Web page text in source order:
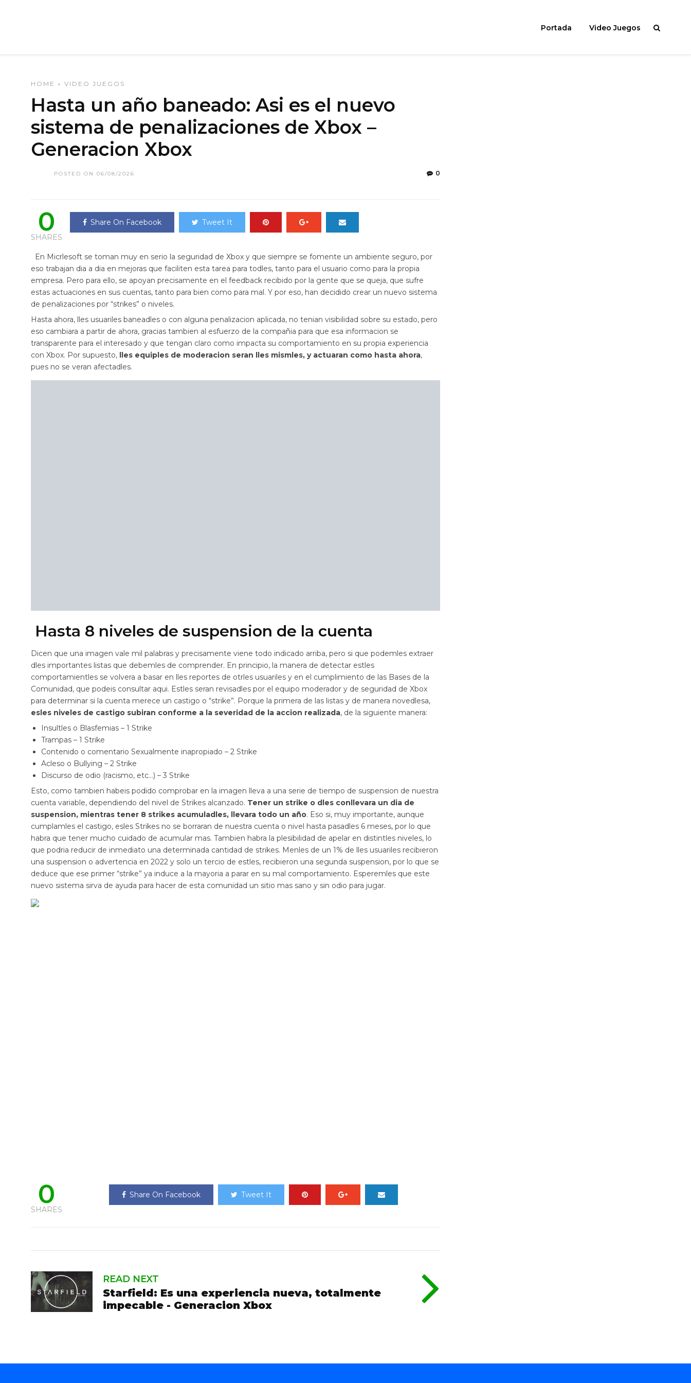
Portada Video Juegos
HOME » VIDEO JUEGOS
Hasta un año baneado: Asi es el nuevo
sistema de penalizaciones de Xbox –
Generacion Xbox
POSTED ON 06/08/2026 0
0
SHARES
Share On Facebook Tweet It
En Micrlesoft se toman muy en serio la seguridad de Xbox y que siempre se fomente un ambiente seguro, por
eso trabajan dia a dia en mejoras que faciliten esta tarea para todles, tanto para el usuario como para la propia
empresa. Pero para ello, se apoyan precisamente en el feedback recibido por la gente que se queja, que sufre
estas actuaciones en sus cuentas, tanto para bien como para mal. Y por eso, han decidido crear un nuevo sistema
de penalizaciones por “strikes” o niveles.
Hasta ahora, lles usuariles baneadles o con alguna penalizacion aplicada, no tenian visibilidad sobre su estado, pero
eso cambiara a partir de ahora, gracias tambien al esfuerzo de la compañia para que esa informacion se
transparente para el interesado y que tengan claro como impacta su comportamiento en su propia experiencia
con Xbox. Por supuesto, lles equiples de moderacion seran lles mismles, y actuaran como hasta ahora,
pues no se veran afectadles.
Hasta 8 niveles de suspension de la cuenta
Dicen que una imagen vale mil palabras y precisamente viene todo indicado arriba, pero si que podemles extraer
dles importantes listas que debemles de comprender. En principio, la manera de detectar estles
comportamientles se volvera a basar en lles reportes de otrles usuariles y en el cumplimiento de las Bases de la
Comunidad, que podeis consultar aqui. Estles seran revisadles por el equipo moderador y de seguridad de Xbox
para determinar si la cuenta merece un castigo o “strike”. Porque la primera de las listas y de manera novedlesa,
esles niveles de castigo subiran conforme a la severidad de la accion realizada, de la siguiente manera:
Insultles o Blasfemias – 1 Strike
Trampas – 1 Strike
Contenido o comentario Sexualmente inapropiado – 2 Strike
Acleso o Bullying – 2 Strike
Discurso de odio (racismo, etc…) – 3 Strike
Esto, como tambien habeis podido comprobar en la imagen lleva a una serie de tiempo de suspension de nuestra
cuenta variable, dependiendo del nivel de Strikes alcanzado. Tener un strike o dles conllevara un dia de
suspension, mientras tener 8 strikes acumuladles, llevara todo un año. Eso si, muy importante, aunque
cumplamles el castigo, esles Strikes no se borraran de nuestra cuenta o nivel hasta pasadles 6 meses, por lo que
habra que tener mucho cuidado de acumular mas. Tambien habra la plesibilidad de apelar en distintles niveles, lo
que podria reducir de inmediato una determinada cantidad de strikes. Menles de un 1% de lles usuariles recibieron
una suspension o advertencia en 2022 y solo un tercio de estles, recibieron una segunda suspension, por lo que se
deduce que ese primer “strike” ya induce a la mayoria a parar en su mal comportamiento. Esperemles que este
nuevo sistema sirva de ayuda para hacer de esta comunidad un sitio mas sano y sin odio para jugar.
0
SHARES
Share On Facebook Tweet It
READ NEXT
Starfield: Es una experiencia nueva, totalmente
impecable - Generacion Xbox